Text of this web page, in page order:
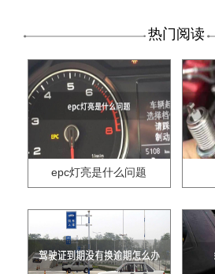
热门阅读
epc灯亮是什么问题